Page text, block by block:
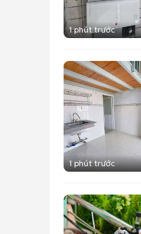
1 phút trước
1 phút trước